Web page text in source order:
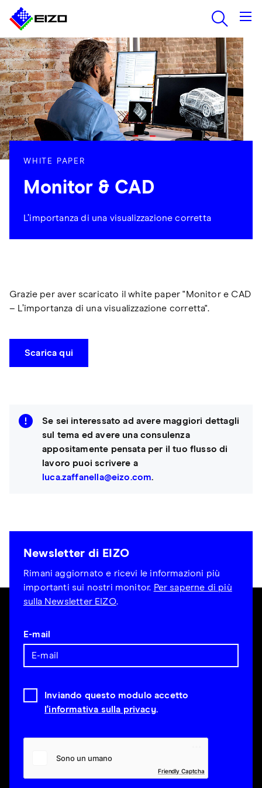
WHITE PAPER
Monitor & CAD
L’importanza di una visualizzazione corretta
Grazie per aver scaricato il white paper "Monitor e CAD
– L’importanza di una visualizzazione corretta".
Scarica qui
Se sei interessato ad avere maggiori dettagli
sul tema ed avere una consulenza
appositamente pensata per il tuo flusso di
lavoro puoi scrivere a
luca.zaffanella@eizo.com.
Newsletter di EIZO
Rimani aggiornato e ricevi le informazioni più
importanti sui nostri monitor. Per saperne di più
sulla Newsletter EIZO.
E-mail
Inviando questo modulo accetto
l'informativa sulla privacy.
Friendly Captcha